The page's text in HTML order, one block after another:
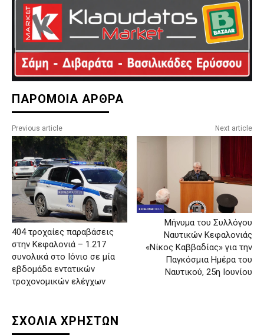
ΠΑΡΟΜΟΙΑ ΑΡΘΡΑ
Previous article
404 τροχαίες παραβάσεις
στην Κεφαλονιά – 1.217
συνολικά στο Ιόνιο σε μία
εβδομάδα εντατικών
τροχονομικών ελέγχων
Next article
Μήνυμα του Συλλόγου
Ναυτικών Κεφαλονιάς
«Νίκος Καββαδίας» για την
Παγκόσμια Ημέρα του
Ναυτικού, 25η Ιουνίου
ΣΧΟΛΙΑ ΧΡΗΣΤΩΝ